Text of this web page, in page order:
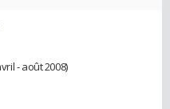
- août 2008)